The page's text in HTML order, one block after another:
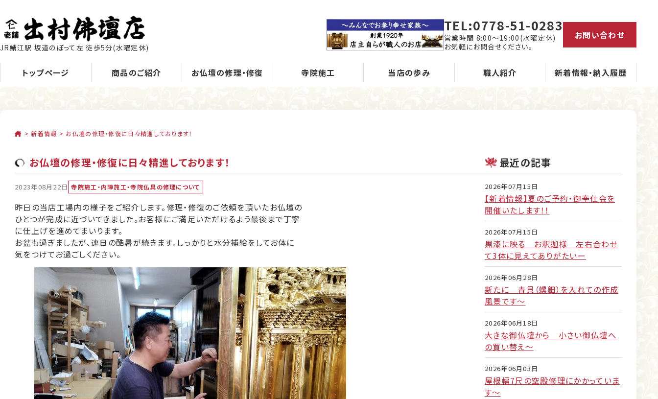
JR鯖江駅 坂道のぼって左 徒歩5分(水曜定休)
TEL:0778-51-0283
営業時間 8:00～19:00(水曜定休)
お気軽にお問合せください。
お問い合わせ
トップページ 商品のご紹介 お仏壇の修理・修復 寺院施工 当店の歩み 職人紹介 新着情報・納入履歴
>新着情報 > お仏壇の修理・修復に日々精進しております！
お仏壇の修理・修復に日々精進しております！
2023年08月22日 寺院施工・内陣施工・寺院仏具の修理について
昨日の当店工場内の様子をご紹介します。修理・修復のご依頼を頂いたお仏壇の
ひとつが完成に近づいてきました。お客様にご満足いただけるよう最後まで丁寧
に仕上げを進めてまいります。
お盆も過ぎましたが、連日の酷暑が続きます。しっかりと水分補給をしてお体に
気をつけてお過ごしください。
最近の記事
2026年07月15日
【新着情報】夏のご予約・御奉仕会を
開催いたします！！
2026年07月15日
黒漆に映る お釈迦様 左右合わせ
て3体に見えてありがたいー
2026年06月28日
新たに 青貝（螺鈿）を入れての作成
風景です～
2026年06月18日
大きな御仏壇から 小さい御仏壇へ
の買い替え～
2026年06月03日
屋根幅7尺の空殿修理にかかっていま
す～